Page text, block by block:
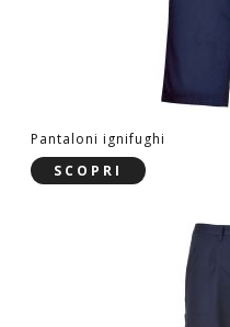
Pantaloni ignifughi
SCOPRI